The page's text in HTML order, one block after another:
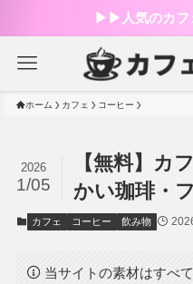
▶︎▶︎人気のカ
ホーム カフェ コーヒー
【無料】カ
かい珈琲・
2026
1/05
カフェ コーヒー 飲み物
当サイトの素材はすべ